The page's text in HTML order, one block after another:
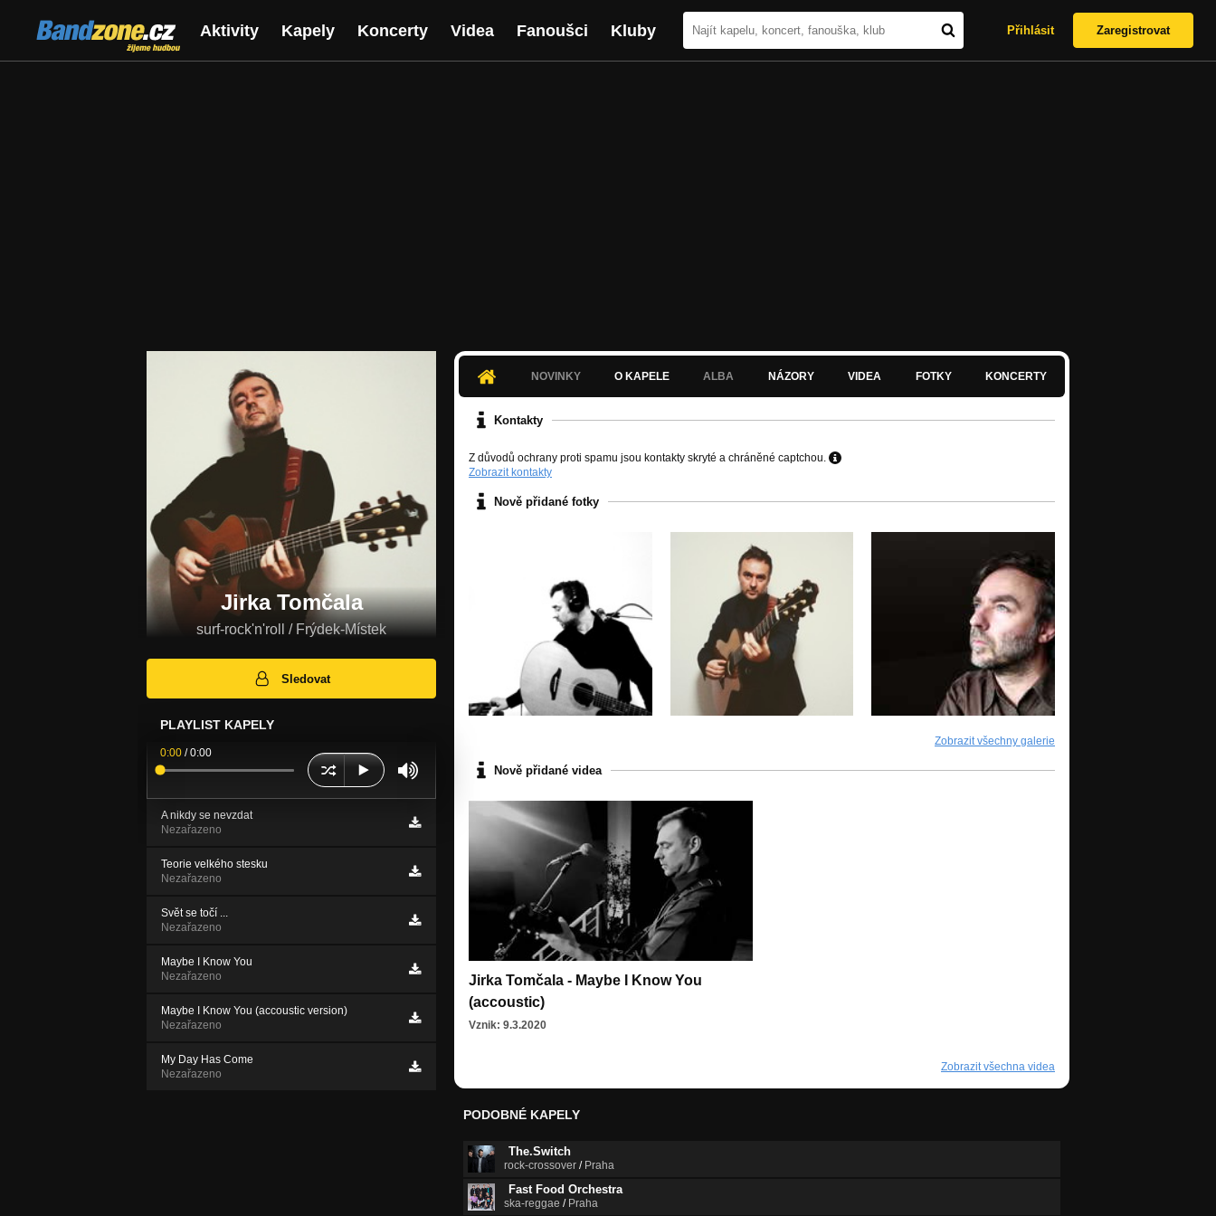
Bandzone.cz
žijeme hudbou
Aktivity Kapely Koncerty Videa Fanoušci Kluby Přihlásit Zaregistrovat
Jirka Tomčala
surf-rock'n'roll / Frýdek-Místek
Sledovat
PLAYLIST KAPELY
0:00 /0:00
A nikdy se nevzdat
Nezařazeno
Teorie velkého stesku
Nezařazeno
Svět se točí ...
Nezařazeno
Maybe I Know You
Nezařazeno
Maybe I Know You (accoustic version)
Nezařazeno
My Day Has Come
Nezařazeno
NOVINKY O KAPELE ALBA NÁZORY VIDEA FOTKY KONCERTY
Kontakty
Z důvodů ochrany proti spamu jsou kontakty skryté a chráněné captchou.
Zobrazit kontakty
Nově přidané fotky
Zobrazit všechny galerie
Nově přidané videa
Jirka Tomčala - Maybe I Know You
(accoustic)
Vznik: 9.3.2020
Zobrazit všechna videa
PODOBNÉ KAPELY
The.Switch
rock-crossover / Praha
Fast Food Orchestra
ska-reggae / Praha